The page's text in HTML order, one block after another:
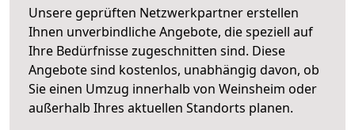
Unsere geprüften Netzwerkpartner erstellen
Ihnen unverbindliche Angebote, die speziell auf
Ihre Bedürfnisse zugeschnitten sind. Diese
Angebote sind kostenlos, unabhängig davon, ob
Sie einen Umzug innerhalb von Weinsheim oder
außerhalb Ihres aktuellen Standorts planen.